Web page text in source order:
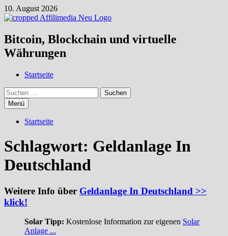
Zum
Inhalt
10. August 2026
Bitcoin, Blockchain und virtuelle
Währungen
Startseite
Suchen
nach:
Menü
Startseite
Schlagwort: Geldanlage In
Deutschland
Weitere Info über Geldanlage In Deutschland >>
klick!
Solar Tipp: Kostenlose Information zur eigenen Solar
Anlage ...